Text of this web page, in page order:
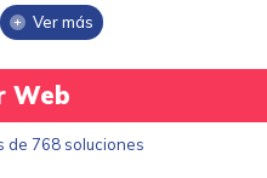
Ver más
Web
de 768 soluciones